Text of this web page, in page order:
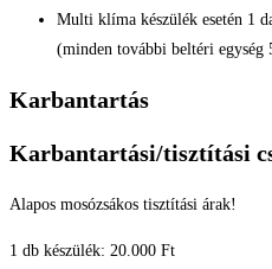
Multi klíma készülék esetén 1
(minden további beltéri egység
Karbantartás
Karbantartási/tisztítási
Alapos mosózsákos tisztítási árak!
1 db készülék: 20.000 Ft